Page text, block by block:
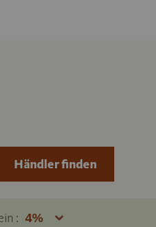
:
Händler finden